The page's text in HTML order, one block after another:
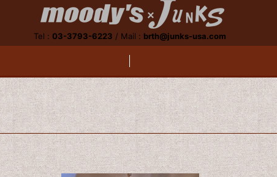
Tel : 03-3793-6223 / Mail : brth@junks-usa.com